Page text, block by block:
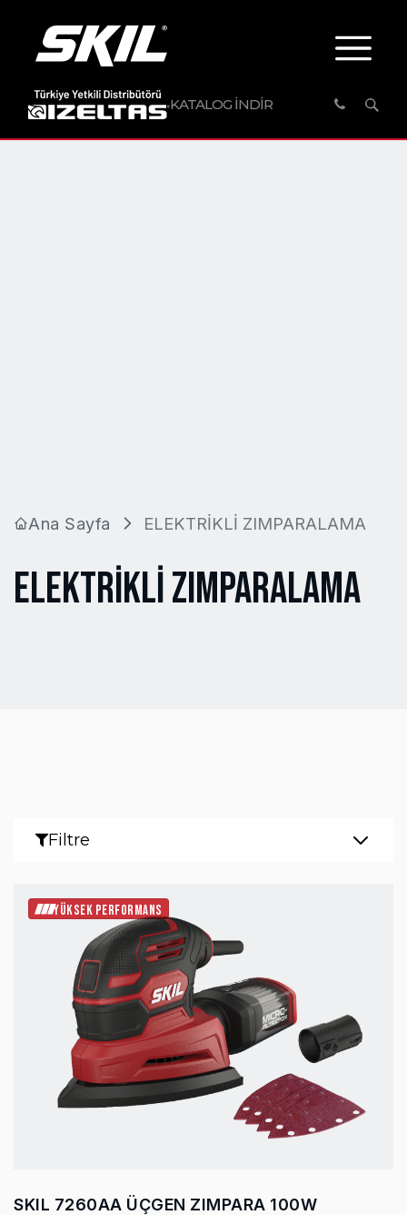
KATALOG İNDİR
Ana Sayfa ELEKTRİKLİ ZIMPARALAMA
ELEKTRİKLİ ZIMPARALAMA
Filtre
YÜKSEK PERFORMANS
SKIL 7260AA ÜÇGEN ZIMPARA 100W